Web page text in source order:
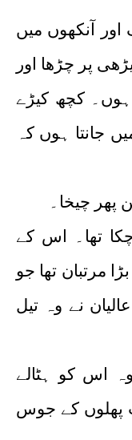
آنکھوں میں
پر چڑھا اور
ہوں۔ کچھ کیڑے
جانتا ہوں کہ
پھر چیخا۔
تھا۔ اس کے
مرتبان تھا جو
نے وہ تیل
اس کو ہٹالے
پھلوں کے جوس